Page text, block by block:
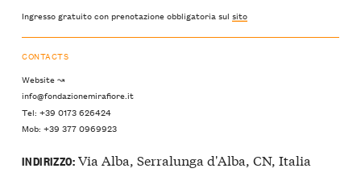
Ingresso gratuito con prenotazione obbligatoria sul sito
CONTACTS
Website ↝
info@fondazionemirafiore.it
Tel: +39 0173 626424
Mob: +39 377 0969923
INDIRIZZO:Via Alba, Serralunga d'Alba, CN, Italia